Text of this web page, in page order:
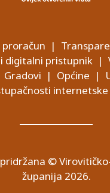
|
digitalni pristupnik|
Gradovi | Općine |
internetske
©
županija 2026.